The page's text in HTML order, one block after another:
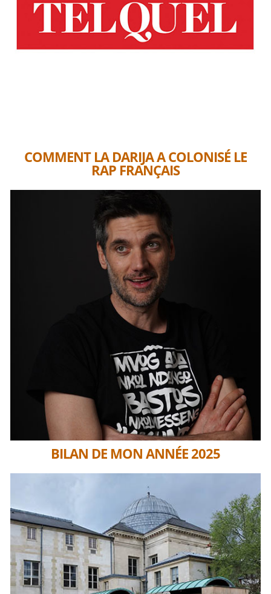
COMMENT LA DARIJA A COLONISÉ LE
RAP FRANÇAIS
BILAN DE MON ANNÉE 2025